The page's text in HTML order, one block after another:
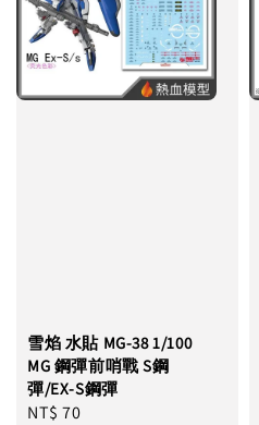
雪焰 水貼 MG-38 1/100
MG 鋼彈前哨戰 S鋼
彈/EX-S鋼彈
Regular
NT$ 70